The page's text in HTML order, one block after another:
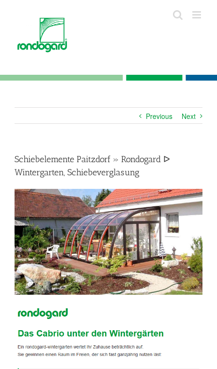
Previous Next
Schiebelemente Paitzdorf » Rondogard ᐅ
Wintergarten, Schiebeverglasung